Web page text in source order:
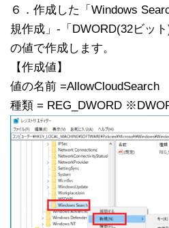
６．作成した「Windows
規作成」-「DWORD(32ビッ
の値で作成します。
【作成値】
値の名前 =AllowCloudSearch
種類 = REG_DWORD